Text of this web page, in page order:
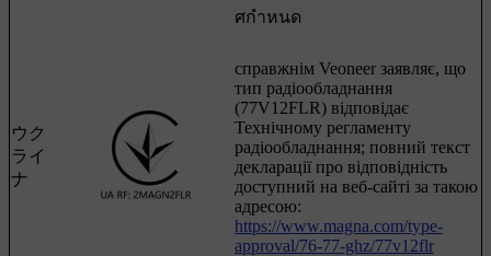
ศกําหนด
ウク
ライ
ナ
справжнім Veoneer заявляє, що
тип радіообладнання
(77V12FLR) відповідає
Технічному регламенту
радіообладнання; повний текст
декларації про відповідність
доступний на веб-сайті за такою
адресою:
https://www.magna.com/type-
approval/76-77-ghz/77v12flr